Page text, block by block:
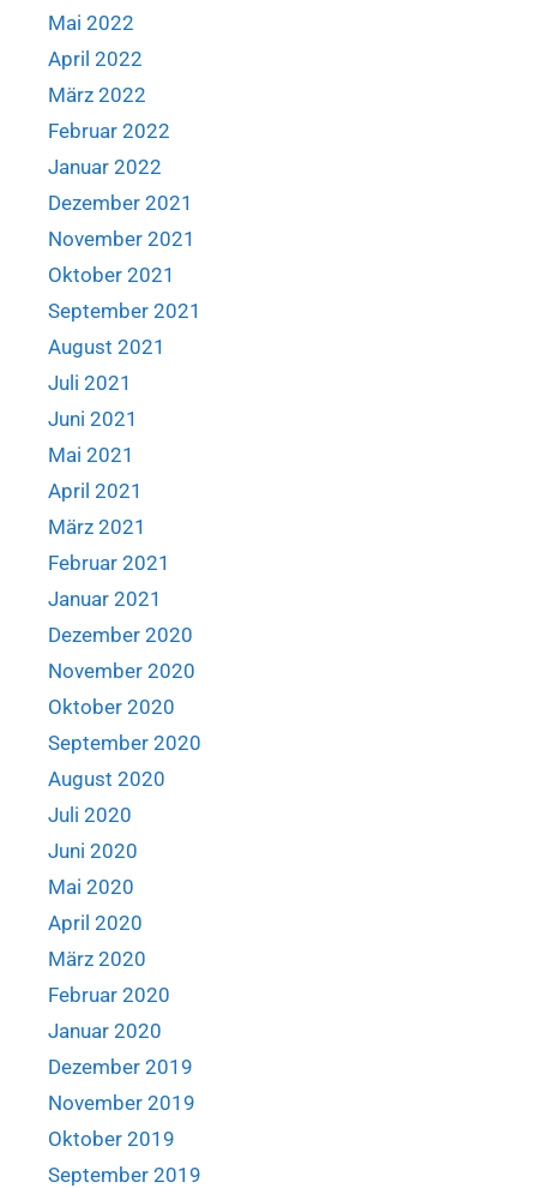
Mai 2022
April 2022
März 2022
Februar 2022
Januar 2022
Dezember 2021
November 2021
Oktober 2021
September 2021
August 2021
Juli 2021
Juni 2021
Mai 2021
April 2021
März 2021
Februar 2021
Januar 2021
Dezember 2020
November 2020
Oktober 2020
September 2020
August 2020
Juli 2020
Juni 2020
Mai 2020
April 2020
März 2020
Februar 2020
Januar 2020
Dezember 2019
November 2019
Oktober 2019
September 2019